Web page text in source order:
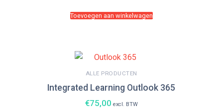
Toevoegen aan winkelwagen
ALLE PRODUCTEN
Integrated Learning Outlook 365
€75,00 excl. BTW